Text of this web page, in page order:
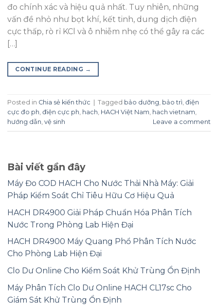
đo chính xác và hiệu quả nhất. Tuy nhiên, những
vấn đề nhỏ như bọt khí, kết tinh, dung dịch điện
cực thấp, rò rỉ KCl và ô nhiễm nhẹ có thể gây ra các
[…]
CONTINUE READING →
Posted in Chia sẻ kiến thức Tagged bảo dưỡng bảo trì điện
cực đo ph điện cực ph hach HACH Việt Nam hach vietnam
hướng dẫn vệ sinh Leave a comment
Bài viết gần đây
Máy Đo COD HACH Cho Nước Thải Nhà Máy: Giải
Pháp Kiểm Soát Chỉ Tiêu Hữu Cơ Hiệu Quả
HACH DR4900 Giải Pháp Chuẩn Hóa Phân Tích
Nước Trong Phòng Lab Hiện Đại
HACH DR4900 Máy Quang Phổ Phân Tích Nước
Cho Phòng Lab Hiện Đại
Clo Dư Online Cho Kiểm Soát Khử Trùng Ổn Định
Máy Phân Tích Clo Dư Online HACH CL17sc Cho
Giám Sát Khử Trùng Ổn Định